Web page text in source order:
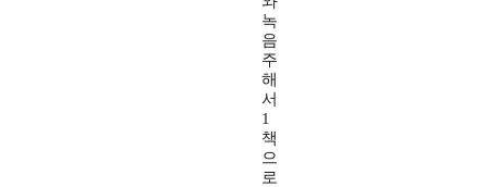
녹
음
주
해
서
1
책
으
로